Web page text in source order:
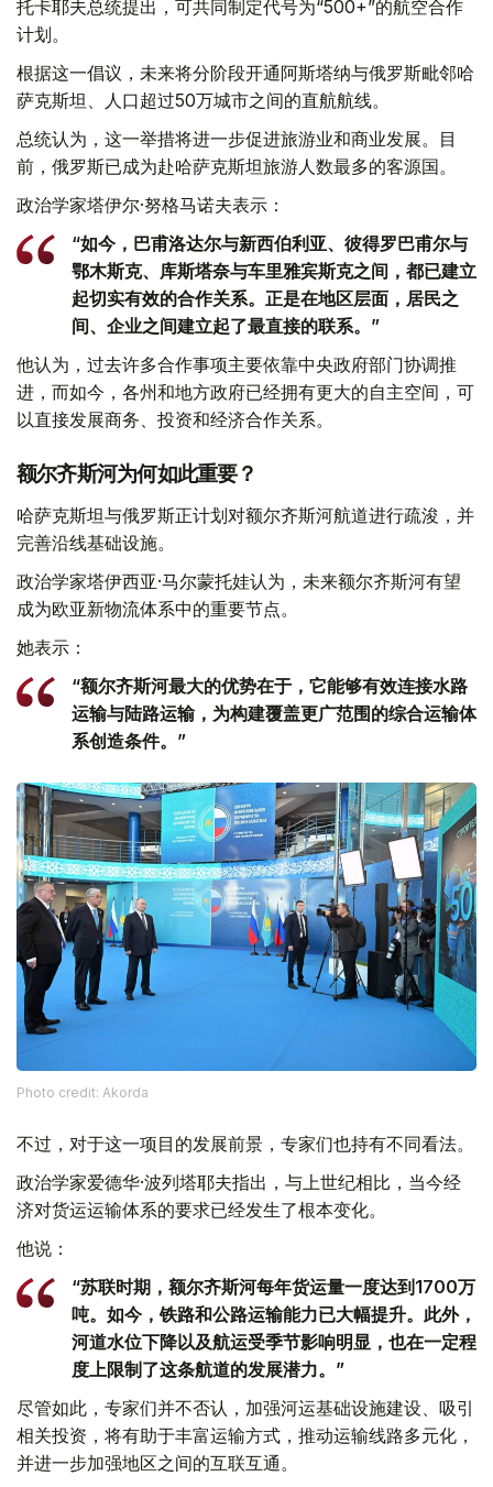
托卡耶夫总统提出，可共同制定代号为“500+”的航空合作
计划。
根据这一倡议，未来将分阶段开通阿斯塔纳与俄罗斯毗邻哈
萨克斯坦、人口超过50万城市之间的直航航线。
总统认为，这一举措将进一步促进旅游业和商业发展。目
前，俄罗斯已成为赴哈萨克斯坦旅游人数最多的客源国。
政治学家塔伊尔·努格马诺夫表示：
“如今，巴甫洛达尔与新西伯利亚、彼得罗巴甫尔与
鄂木斯克、库斯塔奈与车里雅宾斯克之间，都已建立
起切实有效的合作关系。正是在地区层面，居民之
间、企业之间建立起了最直接的联系。”
他认为，过去许多合作事项主要依靠中央政府部门协调推
进，而如今，各州和地方政府已经拥有更大的自主空间，可
以直接发展商务、投资和经济合作关系。
额尔齐斯河为何如此重要？
哈萨克斯坦与俄罗斯正计划对额尔齐斯河航道进行疏浚，并
完善沿线基础设施。
政治学家塔伊西亚·马尔蒙托娃认为，未来额尔齐斯河有望
成为欧亚新物流体系中的重要节点。
她表示：
“额尔齐斯河最大的优势在于，它能够有效连接水路
运输与陆路运输，为构建覆盖更广范围的综合运输体
系创造条件。”
Photo credit: Akorda
不过，对于这一项目的发展前景，专家们也持有不同看法。
政治学家爱德华·波列塔耶夫指出，与上世纪相比，当今经
济对货运运输体系的要求已经发生了根本变化。
他说：
“苏联时期，额尔齐斯河每年货运量一度达到1700万
吨。如今，铁路和公路运输能力已大幅提升。此外，
河道水位下降以及航运受季节影响明显，也在一定程
度上限制了这条航道的发展潜力。”
尽管如此，专家们并不否认，加强河运基础设施建设、吸引
相关投资，将有助于丰富运输方式，推动运输线路多元化，
并进一步加强地区之间的互联互通。